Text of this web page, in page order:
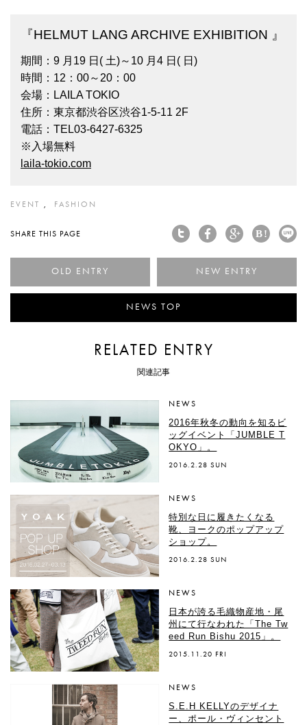
『HELMUT LANG ARCHIVE EXHIBITION 』
期間：9 月19 日( 土)～10 月4 日( 日)
時間：12：00～20：00
会場：LAILA TOKIO
住所：東京都渋谷区渋谷1-5-11 2F
電話：TEL03-6427-6325
※入場無料
laila-tokio.com
EVENT FASHION
SHARE THIS PAGE
NEWS TOP
RELATED ENTRY
関連記事
NEWS
2016年秋冬の動向を知るビ
ッグイベント「JUMBLE T
OKYO」。
2016.2.28 SUN
NEWS
特別な日に履きたくなる
靴、ヨークのポップアップ
ショップ。
2016.2.28 SUN
NEWS
日本が誇る毛織物産地・尾
州にて行なわれた「The Tw
eed Run Bishu 2015」。
2015.11.20 FRI
NEWS
S.E.H KELLYのデザイナ
ー、ポール・ヴィンセント